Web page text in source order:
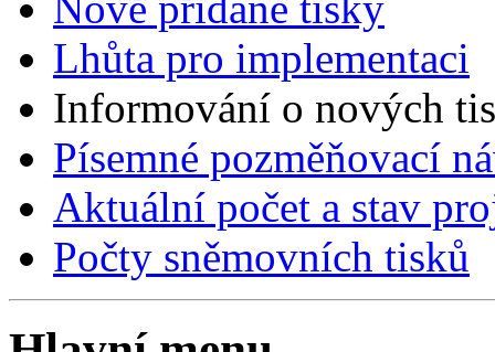
Lhůta pro implementaci
Informování o nových
Písemné pozměňovací
Aktuální počet a stav
Počty sněmovních tisků